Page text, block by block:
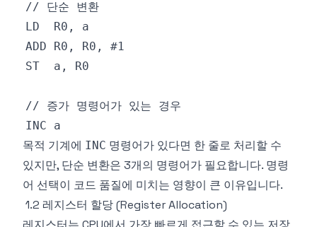
목적 기계에 INC 명령어가 있다면 한 줄로 처리할 수
있지만, 단순 변환은 3개의 명령어가 필요합니다. 명령
어 선택이 코드 품질에 미치는 영향이 큰 이유입니다.
1.2 레지스터 할당 (Register Allocation)